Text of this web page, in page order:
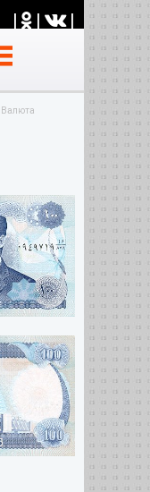
| | |
Валюта